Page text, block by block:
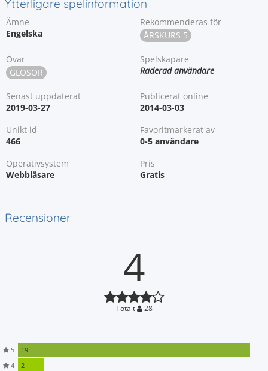
Ytterligare spelinformation
Ämne
Engelska
Rekommenderas för
ÅRSKURS 5
Övar
GLOSOR
Spelskapare
Raderad användare
Senast uppdaterat
2019-03-27
Publicerat online
2014-03-03
Unikt id
466
Favoritmarkerat av
0-5 användare
Operativsystem
Webbläsare
Pris
Gratis
Recensioner
4
Totalt 28
5
19
4
2